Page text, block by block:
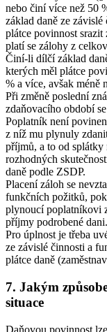
nebo činí více než 50
základ daně ze
plátce povinnost
platí se zálohy z
Činí-li dílčí základ
kterých měl plátce
% a více, avšak méně
Při změně poslední
zdaňovacího období
Poplatník není
z níž mu plynuly
příjmů, a to od splátky
rozhodných
daně podle ZSDP.
Placení záloh se
funkčních požitků,
plynoucí poplatníkovi
příjmy podrobené dani.
Pro úplnost je třeba
ze závislé činnosti a
plátce daně
7. Jakým
situace
Daňovou povinnost